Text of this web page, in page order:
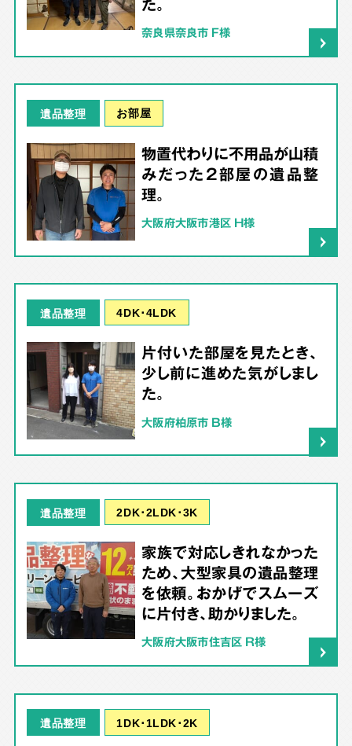
奈良県奈良市 F様
遺品整理 お部屋
物置代わりに不用品が山積
みだった2部屋の遺品整
理。
大阪府大阪市港区 H様
遺品整理 4DK･4LDK
片付いた部屋を見たとき、
少し前に進めた気がしまし
た。
大阪府柏原市 B様
遺品整理 2DK･2LDK･3K
家族で対応しきれなかった
ため、大型家具の遺品整理
を依頼。おかげでスムーズ
に片付き、助かりました。
大阪府大阪市住吉区 R様
遺品整理 1DK･1LDK･2K